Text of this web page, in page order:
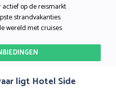
actief op de reismarkt
strandvakanties
wereld met cruises
ligt Hotel Side